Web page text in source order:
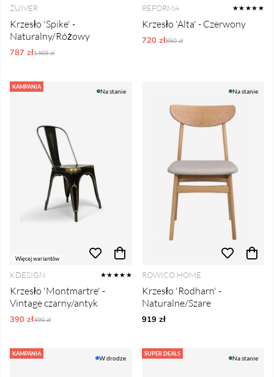
ZUIVER
Krzesło 'Spike' -
Naturalny/Różowy
787 złOrdynarne ceny:
1469 zł
REFORMA ★★★★★
Krzesło 'Alta' - Czerwony
720 złOrdynarne ceny:
850 zł
KAMPANIA
Więcej wariantów
Na stanie
KDESIGN ★★★★★
Krzesło 'Montmartre' -
Vintage czarny/antyk
390 złOrdynarne ceny:
490 zł
Na stanie
ROWICO HOME
Krzesło 'Rodharn' -
Naturalne/Szare
919 zł
KAMPANIA
W drodze
SUPER DEALS
Na stanie